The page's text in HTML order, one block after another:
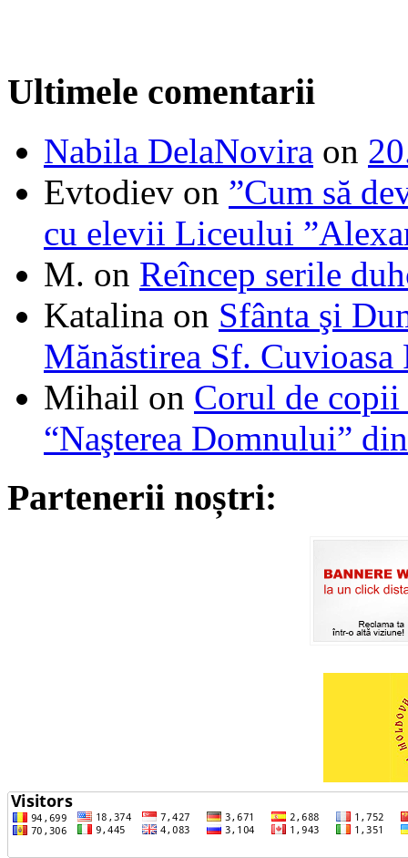
Ultimele comentarii
Nabila DelaNovira on
Evtodiev on ”Cum să
cu elevii Liceului
M. on Reîncep serile
Katalina on Sfânta şi
Mănăstirea Sf. Cuvioasa
Mihail on Corul de
“Naşterea Domnului”
Partenerii noștri: